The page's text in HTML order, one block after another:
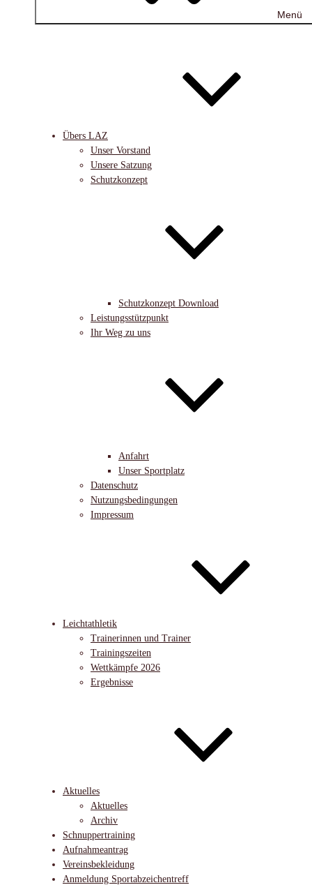
Menü
Übers LAZ
Unser Vorstand
Unsere Satzung
Schutzkonzept
Schutzkonzept Download
Leistungsstützpunkt
Ihr Weg zu uns
Anfahrt
Unser Sportplatz
Datenschutz
Nutzungsbedingungen
Impressum
Leichtathletik
Trainerinnen und Trainer
Trainingszeiten
Wettkämpfe 2026
Ergebnisse
Aktuelles
Aktuelles
Archiv
Schnuppertraining
Aufnahmeantrag
Vereinsbekleidung
Anmeldung Sportabzeichentreff